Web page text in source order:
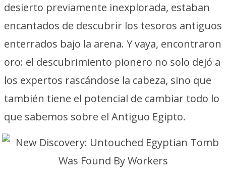
desierto previamente inexplorada, estaban
encantados de descubrir los tesoros antiguos
enterrados bajo la arena. Y vaya, encontraron
oro: el descubrimiento pionero no solo dejó a
los expertos rascándose la cabeza, sino que
también tiene el potencial de cambiar todo lo
que sabemos sobre el Antiguo Egipto.